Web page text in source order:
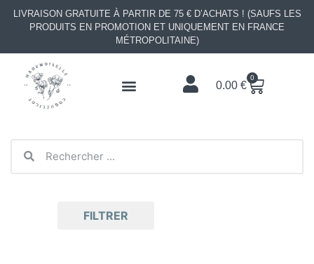
LIVRAISON GRATUITE À PARTIR DE 75 € D’ACHATS ! (SAUFS LES
PRODUITS EN PROMOTION ET UNIQUEMENT EN FRANCE
MÉTROPOLITAINE)
0.00€
0
FILTRER